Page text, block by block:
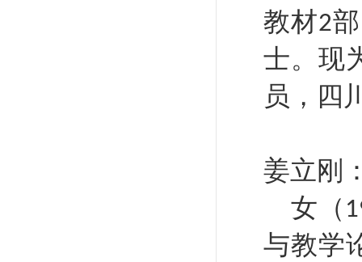
教材2
士。现
员，四
姜立刚
女（
与教学